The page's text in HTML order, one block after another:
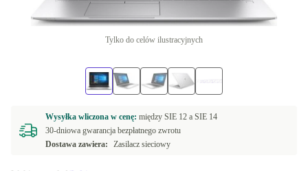
Tylko do celów ilustracyjnych
Wysyłka wliczona w cenę: między SIE 12 a SIE 14
30-dniowa gwarancja bezpłatnego zwrotu
Dostawa zawiera:
Zasilacz sieciowy